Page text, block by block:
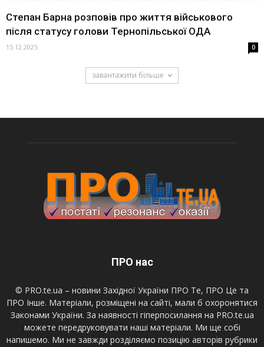
Степан Барна розповів про життя військового
після статусу голови Тернопільської ОДА
15.12.2025 0
завантажити більше
ПРО нас
© PRO.te.ua – новини Західної України ПРО Те, ПРО Це та
ПРО Інше. Матеріали, розміщені на сайті, мали б охоронятися
Законами України. За наявності гіперпосилання на PRO.te.ua
можете передруковувати наші матеріали. Ми ще собі
напишемо. Ми не завжди розділяємо позицію авторів рубрики